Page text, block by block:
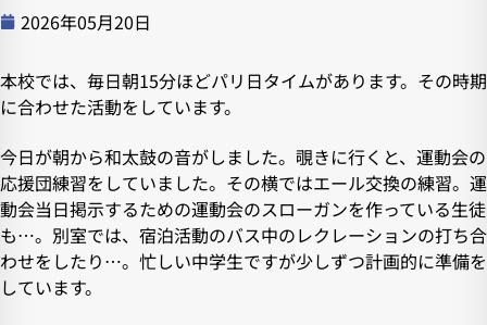
2026年05月20日
本校では、毎日朝15分ほどパリ日タイムがあります。その時期
に合わせた活動をしています。
今日が朝から和太鼓の音がしました。覗きに行くと、運動会の
応援団練習をしていました。その横ではエール交換の練習。運
動会当日掲示するための運動会のスローガンを作っている生徒
も…。別室では、宿泊活動のバス中のレクレーションの打ち合
わせをしたり…。忙しい中学生ですが少しずつ計画的に準備を
しています。